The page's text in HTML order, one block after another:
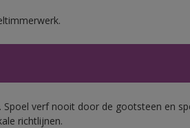
Spoel verf nooit door de gootsteen en
richtlijnen.